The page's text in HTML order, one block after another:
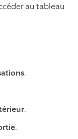
au tableau
.
.
.